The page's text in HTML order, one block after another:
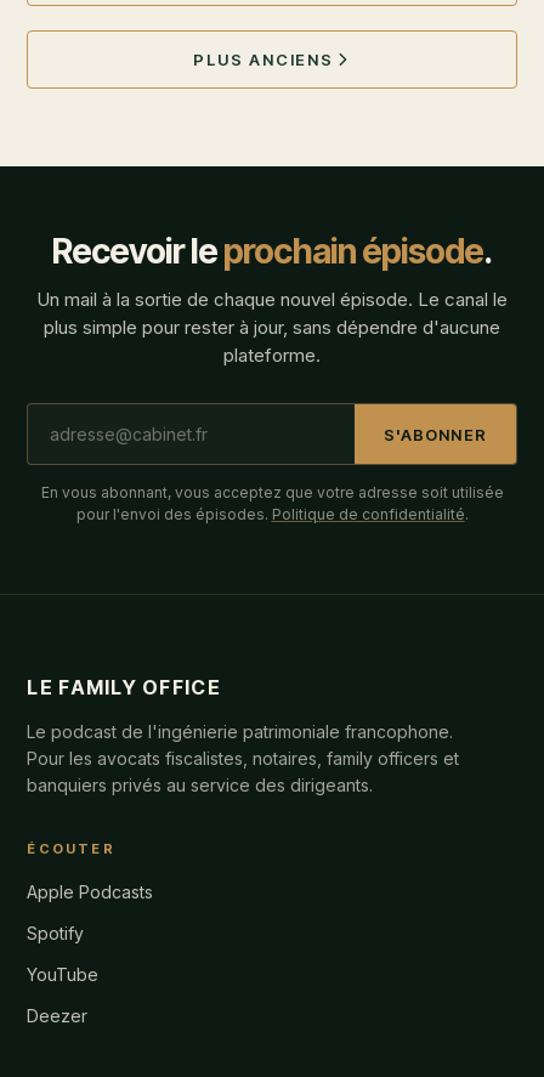
PLUS ANCIENS
Recevoir leprochain épisode.
Un mail à la sortie de chaque nouvel épisode. Le canal le
plus simple pour rester à jour, sans dépendre d'aucune
plateforme.
S'ABONNER
En vous abonnant, vous acceptez que votre adresse soit utilisée
pour l'envoi des épisodes. Politique de confidentialité.
LE FAMILY OFFICE
Le podcast de l'ingénierie patrimoniale francophone.
Pour les avocats fiscalistes, notaires, family officers et
banquiers privés au service des dirigeants.
ÉCOUTER
Apple Podcasts
Spotify
YouTube
Deezer